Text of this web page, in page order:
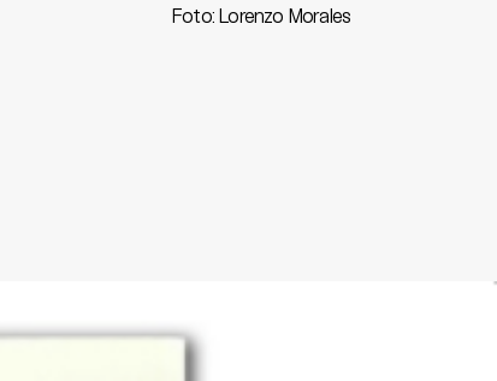
Foto: Lorenzo Morales